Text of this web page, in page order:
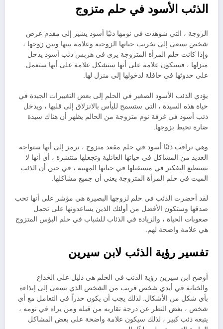
الذئب الأسود في حلم متزوج
الزوجة ، التي شوهدت في نومها ذئبًا أسود يشير إلى مقدم عرض
شخص يسعى إلى تخريب حياتها الزوجية وعلامة بينها وبين زوجها ،
وإذا كانت حلم المرأة المتزوجة يرى في هربس ذئب أسود يدخل
منزلها ، فستكون علامة على أنها ستشكل علامة على أنها ستعمل
على حدوثها في حافلة لدخولها إلى منزل لها.
يؤدي الذئب الأسود الصغير في الحلم إلى بعض التغييرات الجيدة في
حياة هذه السيدة ، التي ستسمح لليأس بالانزلاق إلى قلبها ، ويدخل
ذئب أسود في غرفة نوم متزوجة من الحالم يظهر أن هناك سيدة
ضارة تحيط بزوجها.
وهي تراقب ذئبًا أسود في حلم مقعد متزوج ، ترمز إلى أنها ستواجه
العديد من المشاكل في حياتها العائلية وتجعلها منتشرة ، أي أنها لا
تستطيع التفكير في مستقبلها في حياتها المهنية ، في حين أن الذئب
الميت في حلم المرأة المتزوجة يعني أن جميع مشاكلها.
لقد أحضرت الذئب في حلم لزوجها البصيرة هي مؤشر على أنها تحب
صدقها وستكون الأفضل من أولئك الذين يساعدونها على تحمل
صعوبات الحياة ، والزيادة في الذئاب للشباب في حلم البؤس المتزوج
هي علامة واضحة لهم.
تفسير رؤية الذئب لابن سيرين
أوضح ابن سيرين رؤية الذئب في الحلم هي دليل على الخداع
والخيانة في أيدي شخص قريب من الشخص الذي يسعى إلى إيذاءه
بأي شكل من الأشكال. لذلك يجب أن يكون حذراً في التعامل مع أي
شخص ، بغض النظر عن درجة تقاربه من قبله ومن يراه في نومه ،
يتبعه ذئب كبير ، لذلك سيكون علامة واضحة على بعض المشاكل